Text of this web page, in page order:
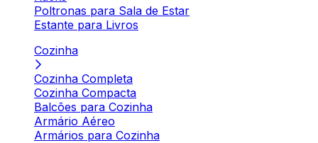
Poltronas para Sala de Estar
Estante para Livros
Cozinha
Cozinha Completa
Cozinha Compacta
Balcões para Cozinha
Armário Aéreo
Armários para Cozinha